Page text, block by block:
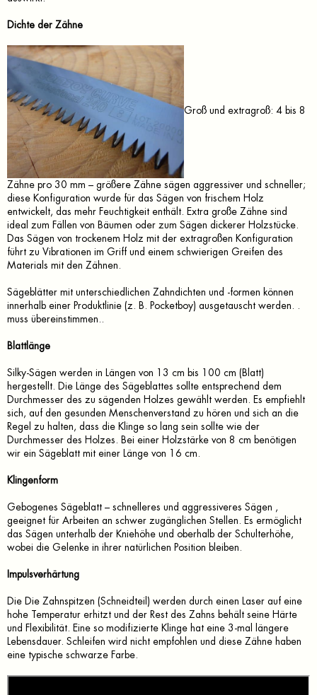
Dichte der Zähne
Groß und extragroß: 4 bis 8
Zähne pro 30 mm – größere Zähne sägen aggressiver und schneller;
diese Konfiguration wurde für das Sägen von frischem Holz
entwickelt, das mehr Feuchtigkeit enthält. Extra große Zähne sind
ideal zum Fällen von Bäumen oder zum Sägen dickerer Holzstücke.
Das Sägen von trockenem Holz mit der extragroßen Konfiguration
führt zu Vibrationen im Griff und einem schwierigen Greifen des
Materials mit den Zähnen.
Sägeblätter mit unterschiedlichen Zahndichten und -formen können
innerhalb einer Produktlinie (z. B. Pocketboy) ausgetauscht werden. .
muss übereinstimmen..
Blattlänge
Silky-Sägen werden in Längen von 13 cm bis 100 cm (Blatt)
hergestellt. Die Länge des Sägeblattes sollte entsprechend dem
Durchmesser des zu sägenden Holzes gewählt werden. Es empfiehlt
sich, auf den gesunden Menschenverstand zu hören und sich an die
Regel zu halten, dass die Klinge so lang sein sollte wie der
Durchmesser des Holzes. Bei einer Holzstärke von 8 cm benötigen
wir ein Sägeblatt mit einer Länge von 16 cm.
Klingenform
Gebogenes Sägeblatt – schnelleres und aggressiveres Sägen ,
geeignet für Arbeiten an schwer zugänglichen Stellen. Es ermöglicht
das Sägen unterhalb der Kniehöhe und oberhalb der Schulterhöhe,
wobei die Gelenke in ihrer natürlichen Position bleiben.
Impulsverhärtung
Die Die Zahnspitzen (Schneidteil) werden durch einen Laser auf eine
hohe Temperatur erhitzt und der Rest des Zahns behält seine Härte
und Flexibilität. Eine so modifizierte Klinge hat eine 3-mal längere
Lebensdauer. Schleifen wird nicht empfohlen und diese Zähne haben
eine typische schwarze Farbe.